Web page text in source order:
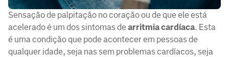
Sensação de palpitação no coração ou de que ele está
acelerado é um dos sintomas dearritmia cardíaca. Esta
é uma condição que pode acontecer em pessoas de
qualquer idade, seja nas sem problemas cardíacos, seja